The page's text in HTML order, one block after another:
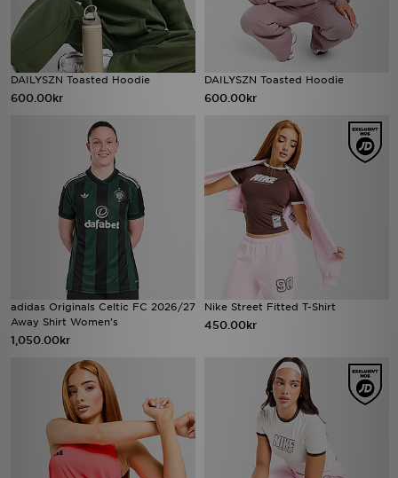
DAILYSZN Toasted Hoodie
600.00kr
DAILYSZN Toasted Hoodie
600.00kr
adidas Originals Celtic FC 2026/27
Away Shirt Women's
1,050.00kr
Nike Street Fitted T-Shirt
450.00kr